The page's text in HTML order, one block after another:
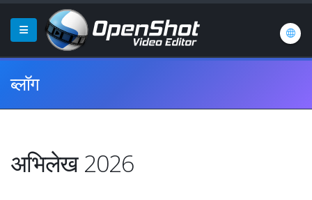
ब्लॉग
अभिलेख 2026